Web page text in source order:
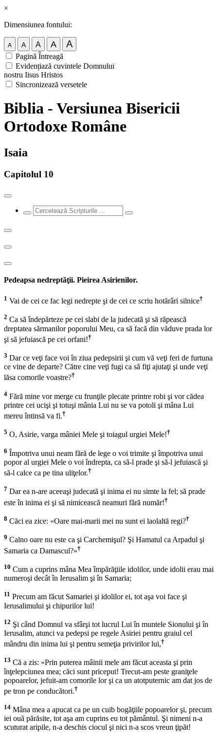
×
Dimensiunea fontului:
A A A A A
Pagină Întreagă
Evidențiază cuvintele Domnului
nostru Iisus Hristos
Sincronizează versetele
Biblia - Versiunea Bisericii
Ortodoxe Române
Isaia
Capitolul 10
Pedeapsa nedreptăţii. Pieirea Asirienilor.
1 Vai de cei ce fac legi nedrepte şi de cei ce scriu hotărâri silnice†
2 Ca să îndepărteze pe cei slabi de la judecată şi să răpească
dreptatea sărmanilor poporului Meu, ca să facă din văduve prada lor
şi să jefuiască pe cei orfani!†
3 Dar ce veţi face voi în ziua pedepsirii şi cum vă veţi feri de furtuna
ce vine de departe? Către cine veţi fugi ca să fiţi ajutaţi şi unde veţi
lăsa comorile voastre?†
4 Fără mine vor merge cu frunţile plecate printre robi şi vor cădea
printre cei ucişi şi totuşi mânia Lui nu se va potoli şi mâna Lui
mereu întinsă va fi.†
5 O, Asirie, varga mâniei Mele şi toiagul urgiei Mele!†
6 Împotriva unui neam fără de lege o voi trimite şi împotriva unui
popor al urgiei Mele o voi îndrepta, ca să-l prade şi să-l jefuiască şi
să-l calce ca pe tina uliţelor.†
7 Dar ea n-are aceeaşi judecată şi inima ei nu simte la fel; să prade
este în inima ei şi să nimicească neamuri fără număr!†
8 Căci ea zice: «Oare mai-marii mei nu sunt ei laolaltă regi?†
9 Calno oare nu este ca şi Carchemişul? Şi Hamatul ca Arpadul şi
Samaria ca Damascul?»†
10 Cum a cuprins mâna Mea împărăţiile idolilor, unde idolii erau mai
numeroşi decât în Ierusalim şi în Samaria;
11 Precum am făcut Samariei şi idolilor ei, tot aşa voi face şi
Ierusalimului şi chipurilor lui!
12 Şi când Domnul va sfârşi tot lucrul Lui în muntele Sionului şi în
Ierusalim, atunci va pedepsi pe regele Asiriei pentru graiul cel
mândru din inima lui şi pentru semeţia privirilor lui,†
13 Că a zis: «Prin puterea mâinii mele am făcut aceasta şi prin
înţelepciunea mea; căci sunt priceput! Trecut-am peste graniţele
popoarelor, jefuit-am comorile lor şi ca un atotputernic am dat jos de
pe tron pe conducători.†
14 Mâna mea a apucat ca pe un cuib bogăţiile popoarelor şi, precum
iei ouă părăsite, tot aşa am cuprins eu tot pământul. Şi nimeni n-a
scuturat aripile, n-a deschis ciocul şi nici n-a scos vreun ţipăt!